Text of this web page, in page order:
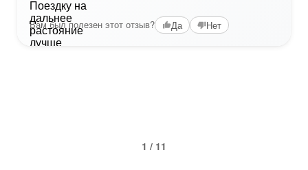
Вам был полезен этот отзыв? Да Нет
1 / 11